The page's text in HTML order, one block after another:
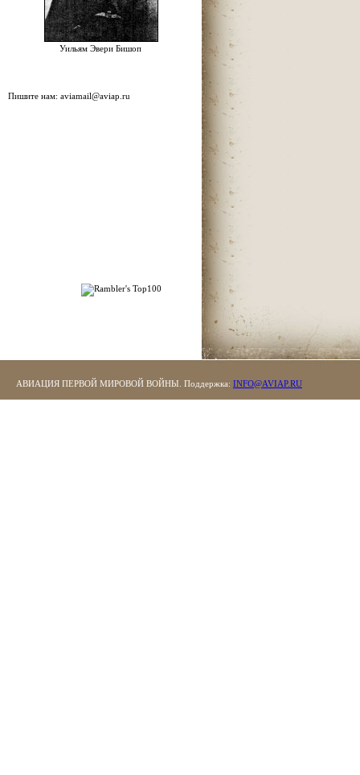
Уильям Эвери Бишоп
Пишите нам: aviamail@aviap.ru
АВИАЦИЯ ПЕРВОЙ МИРОВОЙ ВОЙНЫ. Поддержка: INFO@AVIAP.RU